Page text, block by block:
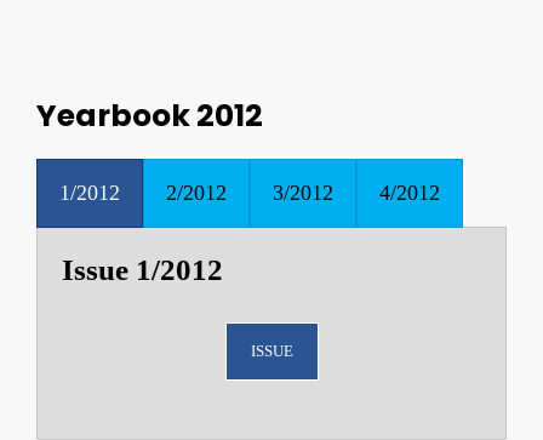
Yearbook 2012
1/2012 2/2012 3/2012 4/2012
Issue 1/2012
ISSUE